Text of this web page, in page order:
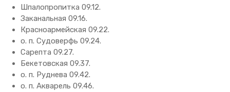
Схема обращения
пригородных поездов
Мобильное приложение
Правила проезда
Для маломобильных
пассажиров
Шпалопропитка 09.12.
Заканальная 09.16.
Красноармейская 09.22.
о. п. Судоверфь 09.24.
Сарепта 09.27.
Бекетовская 09.37.
о. п. Руднева 09.42.
о. п. Акварель 09.46.